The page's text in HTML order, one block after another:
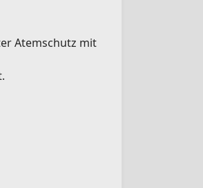
Atemschutz mit